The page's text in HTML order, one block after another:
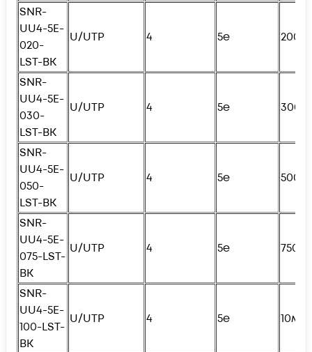
SNR-
UU4-5E-
020-
LST-BK
U/UTP 4 5e
SNR-
UU4-5E-
030-
LST-BK
U/UTP 4 5e
SNR-
UU4-5E-
050-
LST-BK
U/UTP 4 5e
SNR-
UU4-5E-
075-LST-
BK
U/UTP 4 5e
SNR-
UU4-5E-
100-LST-
BK
U/UTP 4 5e 10м